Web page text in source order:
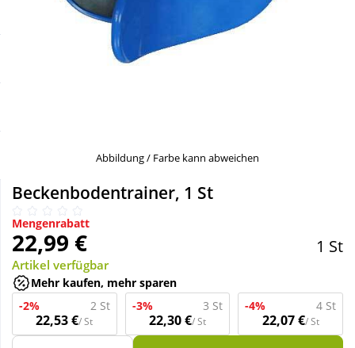
Täglich gut versorgt
Körperpflege & Kosmetik
Nahrungsergänzung
Natur & Homöopathie
Sanitätshaus
Sport & Fitness
Abbildung / Farbe kann abweichen
Beckenbodentrainer, 1 St
Mengenrabatt
22,99 € 1 St
Artikel verfügbar
Mehr kaufen, mehr sparen
-2%
2 St
22,53 €/ St
-3% 3 St
22,30 €/ St
-4% 4 St
22,07 €/ St